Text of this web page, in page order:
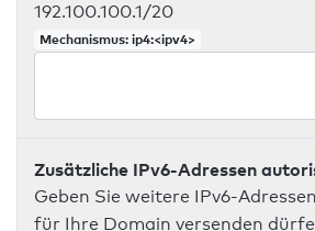
192.100.100.1/20
Mechanismus: ip4:<ipv4>
Zusätzliche IPv6-Adressen
Geben Sie weitere IPv6-
für Ihre Domain versenden